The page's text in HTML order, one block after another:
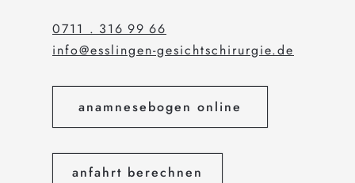
0711 . 316 99 66
info@esslingen-gesichtschirurgie.de
anamnesebogen online
anfahrt berechnen